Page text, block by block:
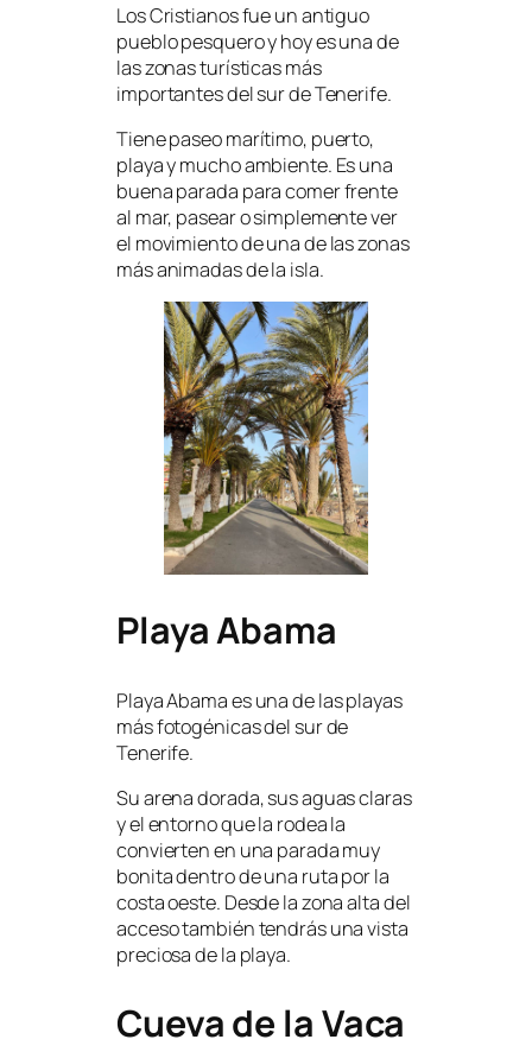
Los Cristianos fue un antiguo
pueblo pesquero y hoy es una de
las zonas turísticas más
importantes del sur de Tenerife.
Tiene paseo marítimo, puerto,
playa y mucho ambiente. Es una
buena parada para comer frente
al mar, pasear o simplemente ver
el movimiento de una de las zonas
más animadas de la isla.
Playa Abama
Playa Abama es una de las playas
más fotogénicas del sur de
Tenerife.
Su arena dorada, sus aguas claras
y el entorno que la rodea la
convierten en una parada muy
bonita dentro de una ruta por la
costa oeste. Desde la zona alta del
acceso también tendrás una vista
preciosa de la playa.
Cueva de la Vaca